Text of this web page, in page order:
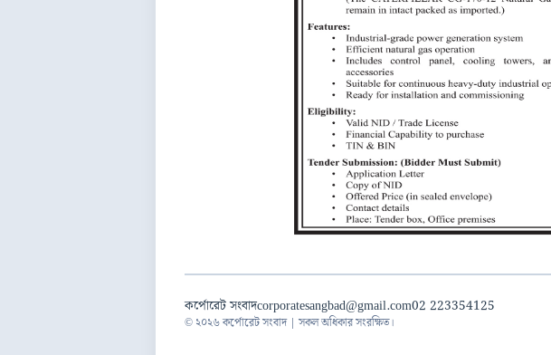
কর্পোরেট সংবাদcorporatesangbad@gmail.com02 223354125
© ২০২৬ কর্পোরেট সংবাদ | সকল অধিকার সংরক্ষিত।